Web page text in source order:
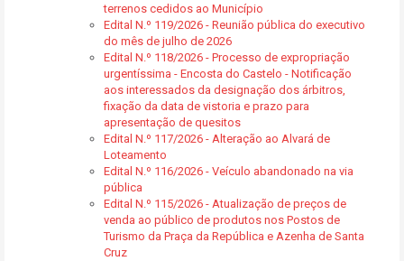
terrenos cedidos ao Município
Edital N.º 119/2026 - Reunião pública do executivo
do mês de julho de 2026
Edital N.º 118/2026 - Processo de expropriação
urgentíssima - Encosta do Castelo - Notificação
aos interessados da designação dos árbitros,
fixação da data de vistoria e prazo para
apresentação de quesitos
Edital N.º 117/2026 - Alteração ao Alvará de
Loteamento
Edital N.º 116/2026 - Veículo abandonado na via
pública
Edital N.º 115/2026 - Atualização de preços de
venda ao público de produtos nos Postos de
Turismo da Praça da República e Azenha de Santa
Cruz